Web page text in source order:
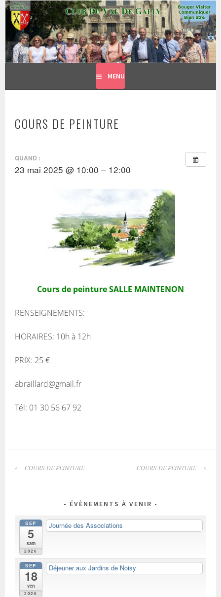
Aller
contenu
principal
CLUB DU VAL DE GALLY
BOUGER, VISITER, COMMUNIQUER = BIEN ÊTRE
MENU
COURS DE PEINTURE
QUAND :
23 mai 2025 @ 10:00 – 12:00
Cours de peinture SALLE MAINTENON
RENSEIGNEMENTS:
HORAIRES: 10h à 12h
PRIX: 25 €
abraillard@gmail.fr
Tél: 01 30 56 67 92
NAVIGATION
COURS DE PEINTURE COURS DE PEINTURE
ÉVÈNEMENTS À VENIR
SEP
5
sam
2026
Journée des Associations
SEP
18
ven
2026
Déjeuner aux Jardins de Noisy